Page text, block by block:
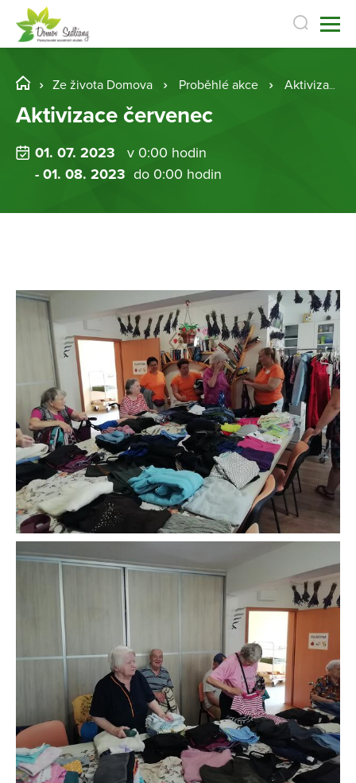
Ze života Domova Proběhlé akce Aktivizace červenec
Aktivizace červenec
01. 07. 2023
v 0:00 hodin
- 01. 08. 2023 do 0:00 hodin